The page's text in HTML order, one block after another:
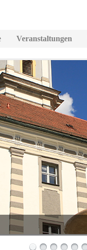
Veranstaltungen